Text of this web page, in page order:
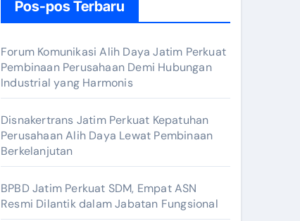
n
t
u
k
Pos-pos Terbaru
Forum Komunikasi Alih Daya Jatim Perkuat
Pembinaan Perusahaan Demi Hubungan
Industrial yang Harmonis
Disnakertrans Jatim Perkuat Kepatuhan
Perusahaan Alih Daya Lewat Pembinaan
Berkelanjutan
BPBD Jatim Perkuat SDM, Empat ASN
Resmi Dilantik dalam Jabatan Fungsional